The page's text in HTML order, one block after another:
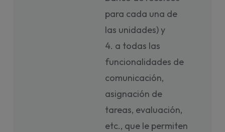
para cada una de
las unidades) y
a todas las
funcionalidades de
comunicación,
asignación de
tareas, evaluación,
etc., que le permiten